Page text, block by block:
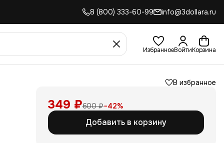
8 (800) 333-60-99 info@3dollara.ru
ИзбранноеВойтиКорзина
В избранное
349 ₽600 ₽−42%
Добавить в корзину